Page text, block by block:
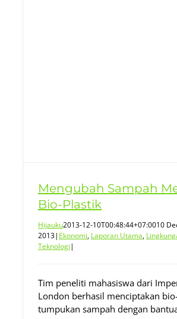
Mengubah Sampah
Bio-Plastik
Hijauku2013-12-10T00:48:44+07:0010
2013| Ekonomi, Laporan Utama,
Teknologi|
Tim peneliti mahasiswa dari
London berhasil menciptakan
tumpukan sampah dengan